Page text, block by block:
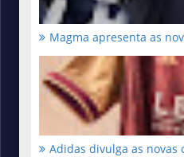
Magma apresenta as
Adidas divulga as novas